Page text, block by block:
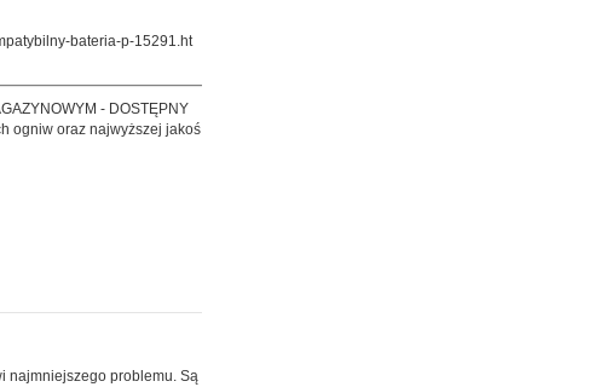
bateria-p-15291.ht
- DOSTĘPNY
ogniw oraz najwyższej jakoś
najmniejszego problemu. Są